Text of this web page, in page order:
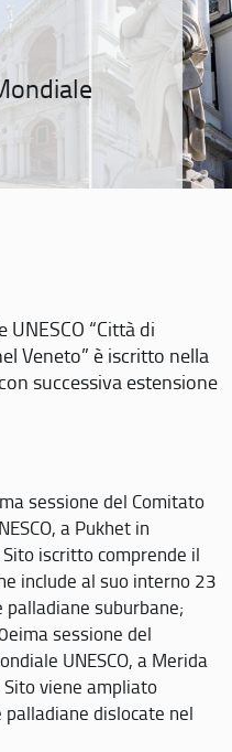
“Città di
Veneto” è iscritto nella
successiva estensione
sessione del Comitato
a Pukhet in
iscritto comprende il
include al suo interno 23
suburbane;
sessione del
UNESCO, a Merida
viene ampliato
dislocate nel